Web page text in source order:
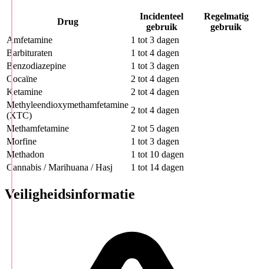
Drug
Incidenteel
gebruik
Regelmatig
gebruik
Amfetamine
1 tot 3 dagen
Barbituraten
1 tot 4 dagen
Benzodiazepine
1 tot 3 dagen
Cocaïne
2 tot 4 dagen
Ketamine
2 tot 4 dagen
Methyleendioxymethamfetamine
(XTC)
2 tot 4 dagen
Methamfetamine
2 tot 5 dagen
Morfine
1 tot 3 dagen
Methadon
1 tot 10 dagen
Cannabis / Marihuana / Hasj
1 tot 14 dagen
Veiligheidsinformatie